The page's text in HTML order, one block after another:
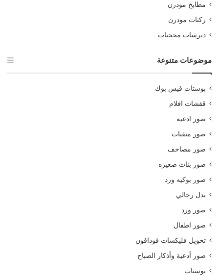
مطابخ مودرن
ركنات مودرن
ديرسات محجبات
موضوعات متنوعة
بوستات فيس بوك
قفشات افلام
صور ادعيه
صور منقبات
صور مصاحف
صور بنات صغيره
صور بوكيه ورد
بدل رجالي
صور ورد
صور اطفال
تحويل فليكسات فودافون
صور أدعية وأذكار الصباح
بوستات